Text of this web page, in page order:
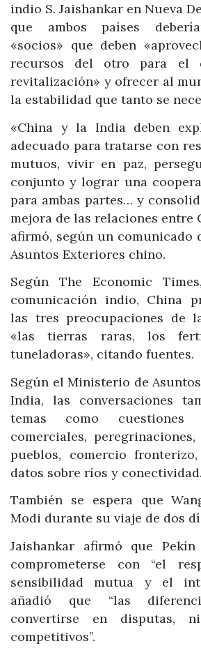
indio S. Jaishankar en Nueva
que ambos países
«socios» que deben
recursos del otro para el
revitalización» y ofrecer al
la estabilidad que tanto se
«China y la India deben
adecuado para tratarse con
mutuos, vivir en paz,
conjunto y lograr una
para ambas partes… y
mejora de las relaciones entre
afirmó, según un comunicado
Asuntos Exteriores chino.
Según The Economic
comunicación indio, China
las tres preocupaciones de
«las tierras raras, los
tuneladoras», citando fuentes.
Según el Ministerio de
India, las conversaciones
temas como cuestiones
comerciales,
pueblos, comercio
datos sobre ríos y conectividad.
También se espera que
Modi durante su viaje de dos
Jaishankar afirmó que
comprometerse con “el
sensibilidad mutua y el
añadió que “las
convertirse en disputas,
competitivos”.